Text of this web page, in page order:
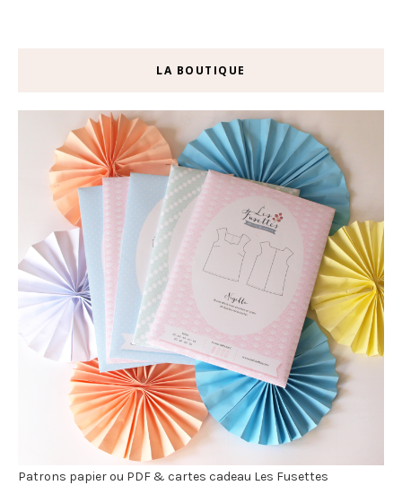
LA BOUTIQUE
Patrons papier ou PDF & cartes cadeau Les Fusettes